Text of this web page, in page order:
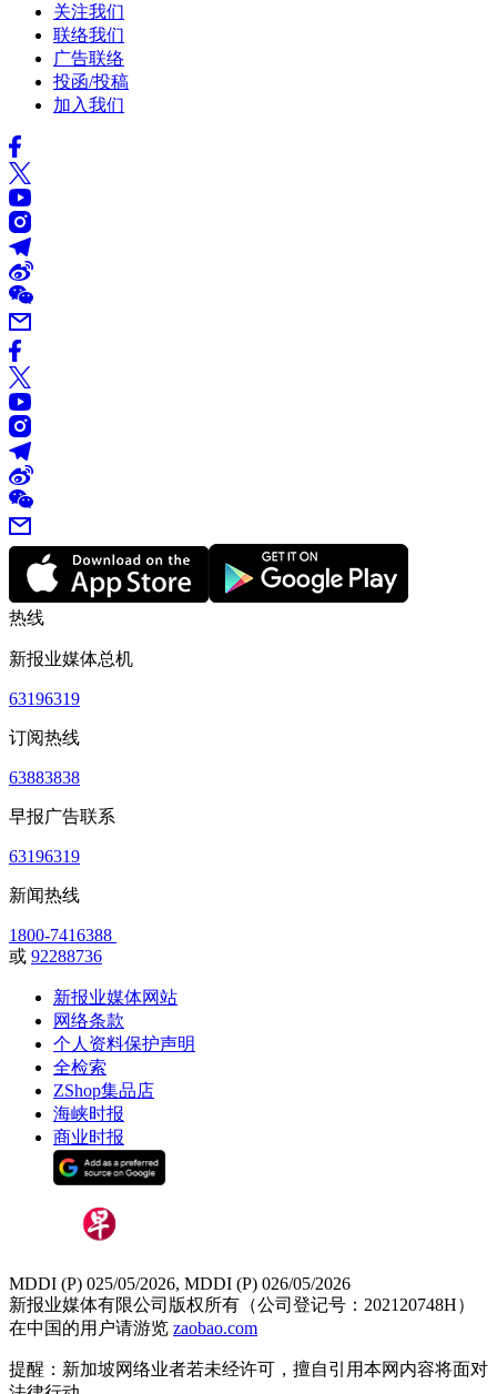
关注我们
联络我们
广告联络
投函/投稿
加入我们
热线
新报业媒体总机
63196319
订阅热线
63883838
早报广告联系
63196319
新闻热线
1800-7416388
或 92288736
新报业媒体网站
网络条款
个人资料保护声明
全检索
ZShop集品店
海峡时报
商业时报
MDDI (P) 025/05/2026, MDDI (P) 026/05/2026
新报业媒体有限公司版权所有（公司登记号：202120748H）
在中国的用户请游览 zaobao.com
提醒：新加坡网络业者若未经许可，擅自引用本网内容将面对